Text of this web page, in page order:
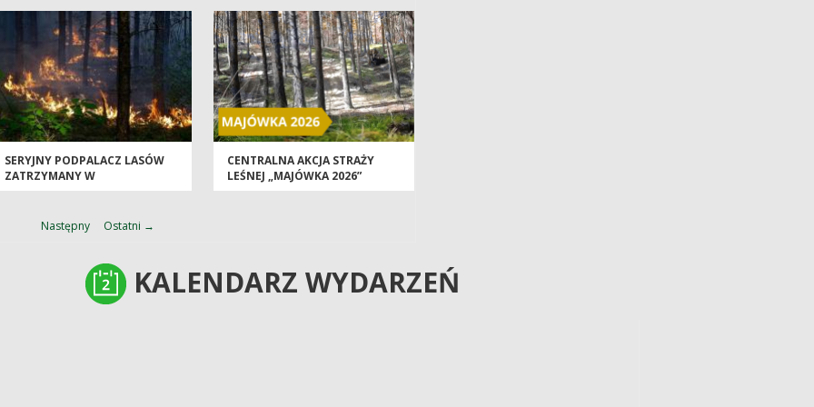
SERYJNY PODPALACZ LASÓW
ZATRZYMANY W
ŚWIEBODZINIE
CENTRALNA AKCJA STRAŻY
LEŚNEJ „MAJÓWKA 2026”
Następny Ostatni →
KALENDARZ WYDARZEŃ
KALENDARZ WYDARZEŃ